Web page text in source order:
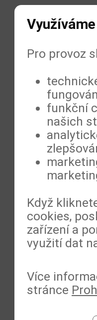
Pro provoz
funkční
našich
Když
cookies,
zařízení a
využití dat
Více
stránce